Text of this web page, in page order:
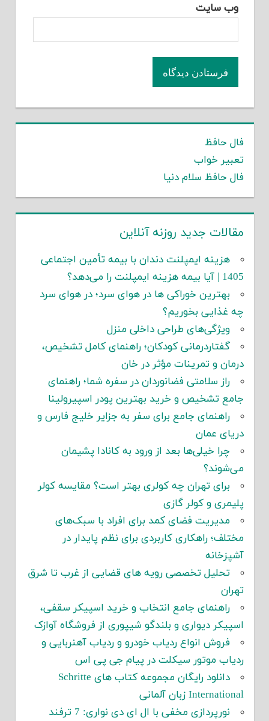
وب‌ سایت
فال حافظ
تعبیر خواب
فال حافظ سلام دنیا
مقالات جدید روزنه آنلاین
هزینه ایمپلنت دندان با بیمه تأمین اجتماعی
1405 | آیا بیمه هزینه ایمپلنت را می‌دهد؟
بهترین خوراکی ها در هوای سرد؛ در هوای سرد
چه غذایی بخوریم؟
ویژگی‌های طراحی داخلی منزل
گفتاردرمانی کودکان؛ راهنمای کامل تشخیص،
درمان و تمرینات مؤثر در خان
راز سلامتی فضانوردان در سفره شما؛ راهنمای
جامع تشخیص و خرید بهترین پودر اسپیرولینا
راهنمای جامع برای سفر به جزایر خلیج فارس و
دریای عمان
چرا خیلی‌ها بعد از ورود به کانادا پشیمان
می‌شوند؟
برای تهران چه کولری بهتر است؟ مقایسه کولر
پلیمری و کولر گازی
مدیریت فضای کمد برای افراد با سبک‌های
مختلف؛ راهکاری کاربردی برای نظم پایدار در
آشپزخانه
تحلیل تخصصی رویه های قضایی از غرب تا شرق
تهران
راهنمای جامع انتخاب و خرید اسپیکر سقفی،
اسپیکر دیواری و بلندگو شیپوری از فروشگاه آوازک
فروش انواع ردیاب خودرو و ردیاب آهنربایی و
ردیاب موتور سیکلت در پیام جی پی اس
دانلود رایگان مجموعه کتاب های Schritte
International زبان آلمانی
نورپردازی مخفی با ال ای دی نواری: 7 ترفند